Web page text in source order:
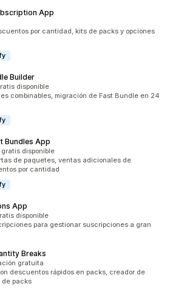
App
por cantidad, kits de packs y opciones
Builder
disponible
combinables, migración de Fast Bundle en 24
Bundles App
gratis disponible
de paquetes, ventas adicionales de
por cantidad
App
disponible
para gestionar suscripciones a gran
Breaks
gratuita
descuentos rápidos en packs, creador de
de packs